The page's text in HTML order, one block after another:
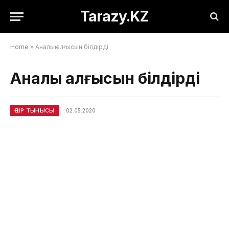
Tarazy.KZ
Home » Аналық алғысын білдірді
Аналық алғысын білдірді
ӨҢІР ТЫНЫСЫ 02.05.2020